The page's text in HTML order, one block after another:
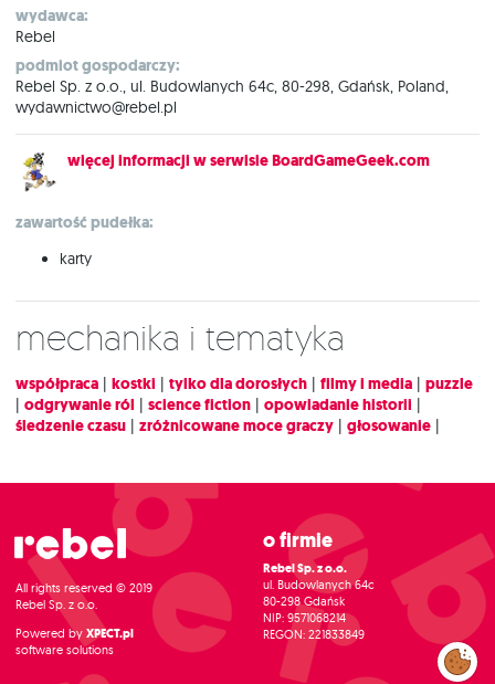
wydawca:
Rebel
podmiot gospodarczy:
Rebel Sp. z o.o., ul. Budowlanych 64c, 80-298, Gdańsk, Poland,
wydawnictwo@rebel.pl
więcej informacji w serwisie BoardGameGeek.com
zawartość pudełka:
karty
Mechanika i tematyka
współpraca | kostki | tylko dla dorosłych | filmy i media | puzzle
| odgrywanie ról | science fiction | opowiadanie historii |
śledzenie czasu | zróżnicowane moce graczy | głosowanie |
All rights reserved © 2019
Rebel Sp. z o.o.
Powered by XPECT.pl
software solutions
O firmie
Rebel Sp. z o.o.
ul. Budowlanych 64c
80-298 Gdańsk
NIP: 9571068214
REGON: 221833849
Zarządzaj
preferencjami
cookies